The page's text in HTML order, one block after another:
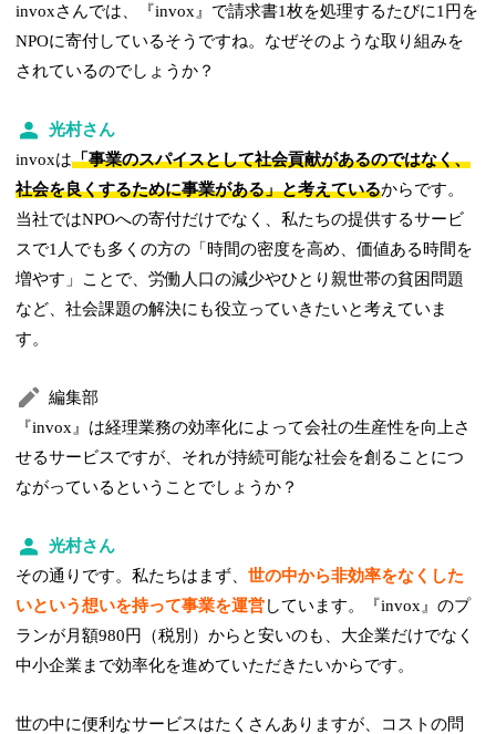
invoxさんでは、『invox』で請求書1枚を処理するたびに1円を
NPOに寄付しているそうですね。なぜそのような取り組みを
されているのでしょうか？
光村さん
invoxは「事業のスパイスとして社会貢献があるのではなく、
社会を良くするために事業がある」と考えているからです。
当社ではNPOへの寄付だけでなく、私たちの提供するサービ
スで1人でも多くの方の「時間の密度を高め、価値ある時間を
増やす」ことで、労働人口の減少やひとり親世帯の貧困問題
など、社会課題の解決にも役立っていきたいと考えていま
す。
編集部
『invox』は経理業務の効率化によって会社の生産性を向上さ
せるサービスですが、それが持続可能な社会を創ることにつ
ながっているということでしょうか？
光村さん
その通りです。私たちはまず、世の中から非効率をなくした
いという想いを持って事業を運営しています。『invox』のプ
ランが月額980円（税別）からと安いのも、大企業だけでなく
中小企業まで効率化を進めていただきたいからです。
世の中に便利なサービスはたくさんありますが、コストの問